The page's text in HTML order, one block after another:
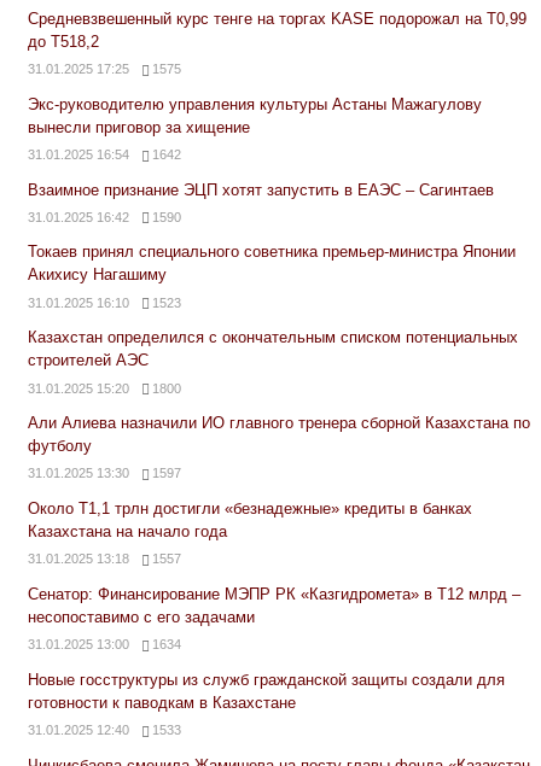
Средневзвешенный курс тенге на торгах KASE подорожал на Т0,99
до Т518,2
31.01.2025 17:25 1575
Экс-руководителю управления культуры Астаны Мажагулову
вынесли приговор за хищение
31.01.2025 16:54 1642
Взаимное признание ЭЦП хотят запустить в ЕАЭС – Сагинтаев
31.01.2025 16:42 1590
Токаев принял специального советника премьер-министра Японии
Акихису Нагашиму
31.01.2025 16:10 1523
Казахстан определился с окончательным списком потенциальных
строителей АЭС
31.01.2025 15:20 1800
Али Алиева назначили ИО главного тренера сборной Казахстана по
футболу
31.01.2025 13:30 1597
Около Т1,1 трлн достигли «безнадежные» кредиты в банках
Казахстана на начало года
31.01.2025 13:18 1557
Сенатор: Финансирование МЭПР РК «Казгидромета» в Т12 млрд –
несопоставимо с его задачами
31.01.2025 13:00 1634
Новые госструктуры из служб гражданской защиты создали для
готовности к паводкам в Казахстане
31.01.2025 12:40 1533